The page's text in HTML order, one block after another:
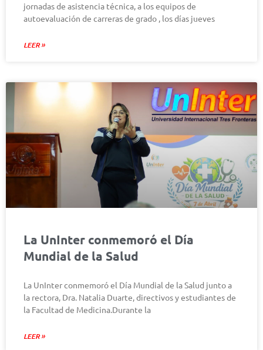
jornadas de asistencia técnica, a los equipos de
autoevaluación de carreras de grado , los días jueves
LEER »
La UnInter conmemoró el Día
Mundial de la Salud
La UnInter conmemoró el Día Mundial de la Salud junto a
la rectora, Dra. Natalia Duarte, directivos y estudiantes de
la Facultad de Medicina.Durante la
LEER »